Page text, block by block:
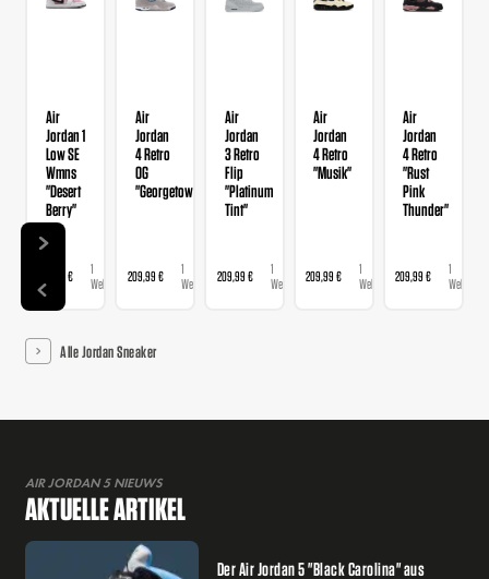
Air
Jordan 1
Low SE
Wmns
"Desert
Berry"
139,99 €
1
Webshop
Air
Jordan
4 Retro
OG
"Georgetown"
209,99 €
1
Webshop
Air
Jordan
3 Retro
Flip
"Platinum
Tint"
209,99 €
1
Webshop
Air
Jordan
4 Retro
"Musik"
209,99 €
1
Webshop
Air
Jordan
4 Retro
"Rust
Pink
Thunder"
209,99 €
1
Webshop
Alle Jordan Sneaker
AIR JORDAN 5 NIEUWS
AKTUELLE ARTIKEL
Der Air Jordan 5 "Black Carolina" aus